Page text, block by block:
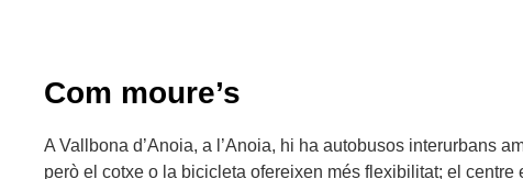
Com moure’s
A Vallbona d’Anoia, a l’Anoia, hi ha autobusos interurbans
però el cotxe o la bicicleta ofereixen més flexibilitat; el centre